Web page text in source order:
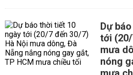
Dự
tới
mưa
nóng